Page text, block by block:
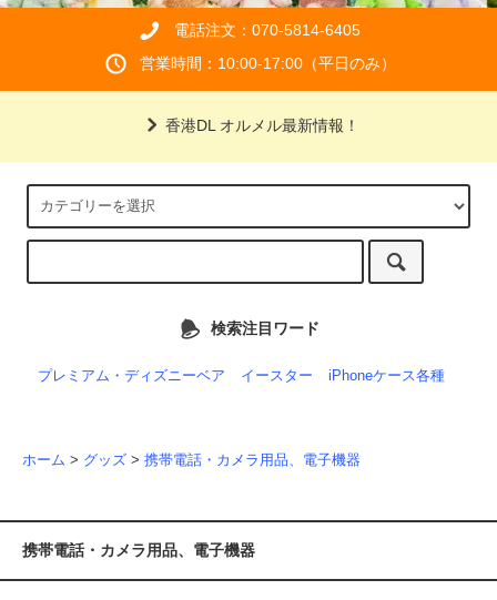
電話注文：070-5814-6405
営業時間：10:00-17:00（平日のみ）
香港DL オルメル最新情報！
検索注目ワード
プレミアム・ディズニーベア イースター iPhoneケース各種
ホーム > グッズ > 携帯電話・カメラ用品、電子機器
携帯電話・カメラ用品、電子機器